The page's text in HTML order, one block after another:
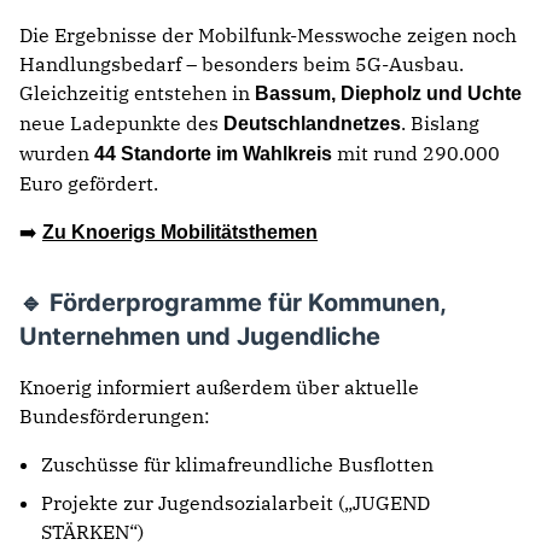
Die Ergebnisse der Mobilfunk-Messwoche zeigen noch
Handlungsbedarf – besonders beim 5G-Ausbau.
Gleichzeitig entstehen in Bassum, Diepholz und Uchte
neue Ladepunkte des Deutschlandnetzes. Bislang
wurden 44 Standorte im Wahlkreis mit rund 290.000
Euro gefördert.
➡️ Zu Knoerigs Mobilitätsthemen
🔹 Förderprogramme für Kommunen,
Unternehmen und Jugendliche
Knoerig informiert außerdem über aktuelle
Bundesförderungen:
Zuschüsse für klimafreundliche Busflotten
Projekte zur Jugendsozialarbeit („JUGEND
STÄRKEN“)